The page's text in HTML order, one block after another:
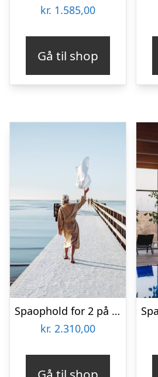
kr. 1.585,00
Gå til shop
Spaophold for 2 på Falkenberg Strandbad
kr. 2.310,00